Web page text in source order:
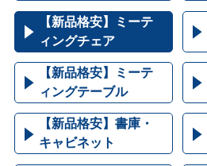
【新品格安】ミーテ
ィングチェア
【新品格安】ミーテ
ィングテーブル
【新品格安】書庫・
キャビネット